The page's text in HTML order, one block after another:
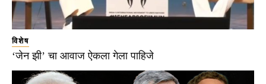
विशेष
‘जेन झी’ चा आवाज ऐकला गेला पाहिजे